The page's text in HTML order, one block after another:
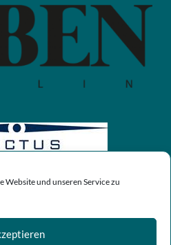
Website und unseren Service zu